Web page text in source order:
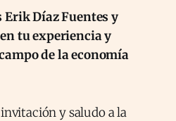
Erik Díaz Fuentes y
tu experiencia y
de la economía
y saludo a la